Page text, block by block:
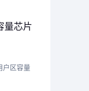
量芯片
户区容量